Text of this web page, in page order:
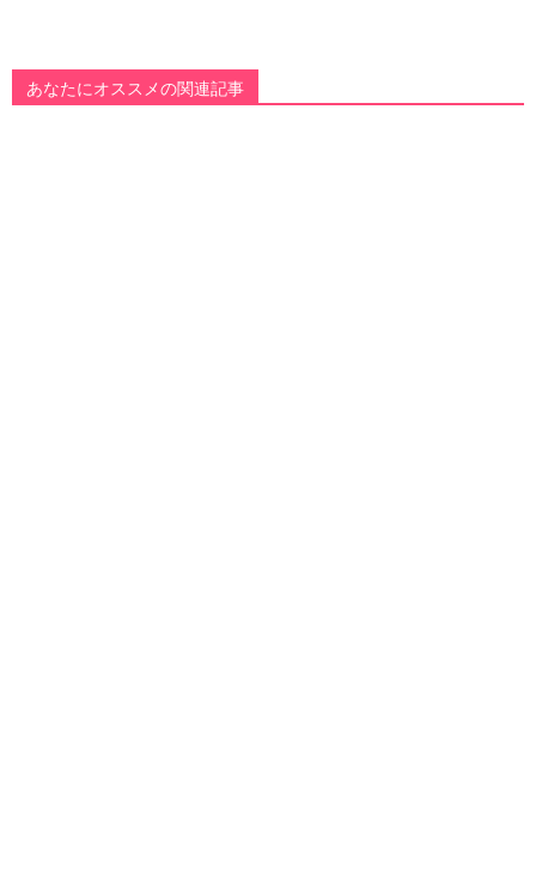
あなたにオススメの関連記事